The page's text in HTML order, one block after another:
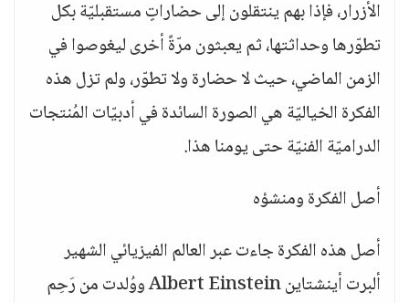
الأزرار، فإذا بهم ينتقلون إلى حضاراتٍ مستقبليّة بكل
تطوّرها وحداثتها، ثم يعبثون مرّةً أخرى ليغوصوا في
الزمن الماضي، حيث لا حضارة ولا تطوّر، ولم تزل هذه
الفكرة الخياليّة هي الصورة السائدة في أدبيّات المُنتجات
الدراميّة الفنيّة حتى يومنا هذا.
أصل الفكرة ومنشؤه
أصل هذه الفكرة جاءت عبر العالم الفيزيائي الشهير
ألبرت أينشتاين Albert Einstein ووُلدت من رَحِم